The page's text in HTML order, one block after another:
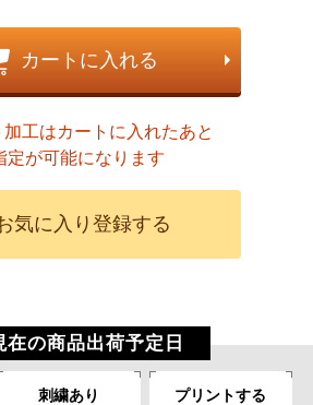
カートに入れる
工はカートに入れたあと
定が可能になります
気に入り登録する
の商品出荷予定日
刺繍あり プリントする